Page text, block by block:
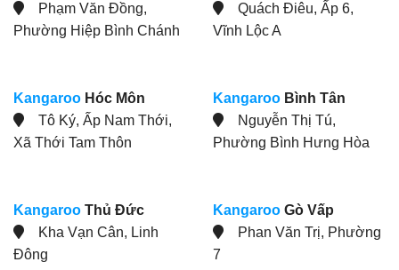
Phạm Văn Đồng,
Phường Hiệp Bình Chánh
Quách Điêu, Ấp 6,
Vĩnh Lộc A
Kangaroo Hóc Môn
Tô Ký, Ấp Nam Thới,
Xã Thới Tam Thôn
Kangaroo Bình Tân
Nguyễn Thị Tú,
Phường Bình Hưng Hòa
Kangaroo Thủ Đức
Kha Vạn Cân, Linh
Đông
Kangaroo Gò Vấp
Phan Văn Trị, Phường
7